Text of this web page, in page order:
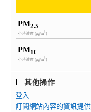
其他操作
登入
訂閱網站內容的資訊提供